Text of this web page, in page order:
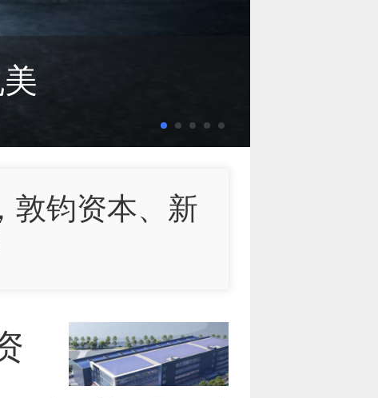
司赴港IPO
速洗牌
今天与未来
敦钧资本、新
」完成数千万